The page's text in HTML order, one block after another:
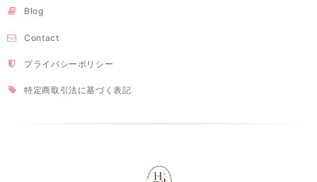
Blog
Contact
プライバシーポリシー
特定商取引法に基づく表記